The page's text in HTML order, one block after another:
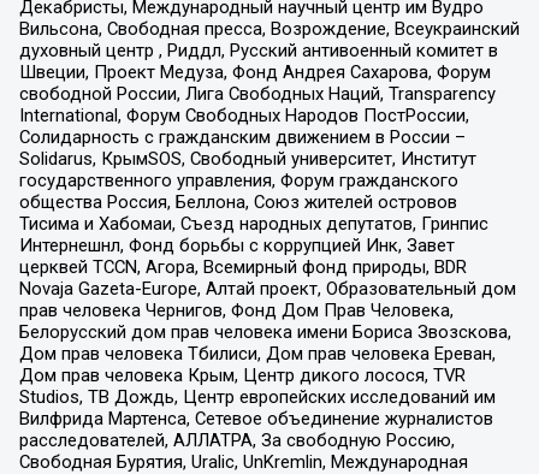
Декабристы, Международный научный центр им Вудро
Вильсона, Свободная пресса, Возрождение, Всеукраинский
духовный центр , Риддл, Русский антивоенный комитет в
Швеции, Проект Медуза, Фонд Андрея Сахарова, Форум
свободной России, Лига Свободных Наций, Transparеncy
International, Форум Свободных Народов ПостРоссии,
Солидарность с гражданским движением в России –
Solidarus, КрымSOS, Свободный университет, Институт
государственного управления, Форум гражданского
общества Россия, Беллона, Союз жителей островов
Тисима и Хабомаи, Съезд народных депутатов, Гринпис
Интернешнл, Фонд борьбы с коррупцией Инк, Завет
церквей TCCN, Агора, Всемирный фонд природы, BDR
Novaja Gazeta-Europe, Алтай проект, Образовательный дом
прав человека Чернигов, Фонд Дом Прав Человека,
Белорусский дом прав человека имени Бориса Звозскова,
Дом прав человека Тбилиси, Дом прав человека Ереван,
Дом прав человека Крым, Центр дикого лосося, TVR
Studios, ТВ Дождь, Центр европейских исследований им
Вилфрида Мартенса, Сетевое объединение журналистов
расследователей, АЛЛАТРА, За свободную Россию,
Свободная Бурятия, Uralic, UnKremlin, Международная